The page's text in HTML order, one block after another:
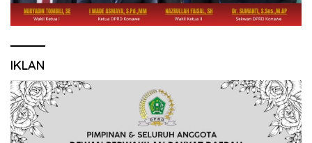
IKLAN